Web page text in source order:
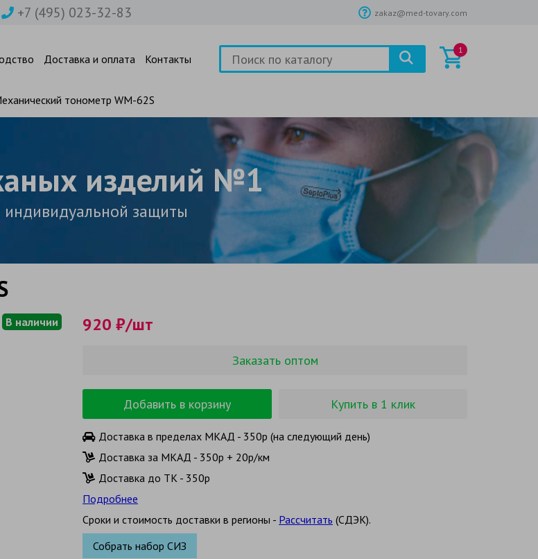
+7 (495) 023-32-83 zakaz@med-tovary.com
Доставка и оплата Контакты
1
тонометр WM-62S
изделий №1
защиты
В наличии 920 ₽/шт
Заказать оптом
Добавить в корзину Купить в 1 клик
Доставка в пределах МКАД - 350р (на следующий день)
Доставка за МКАД - 350р + 20р/км
Доставка до ТК - 350р
Подробнее
Сроки и стоимость доставки в регионы - Рассчитать (СДЭК).
Собрать набор СИЗ